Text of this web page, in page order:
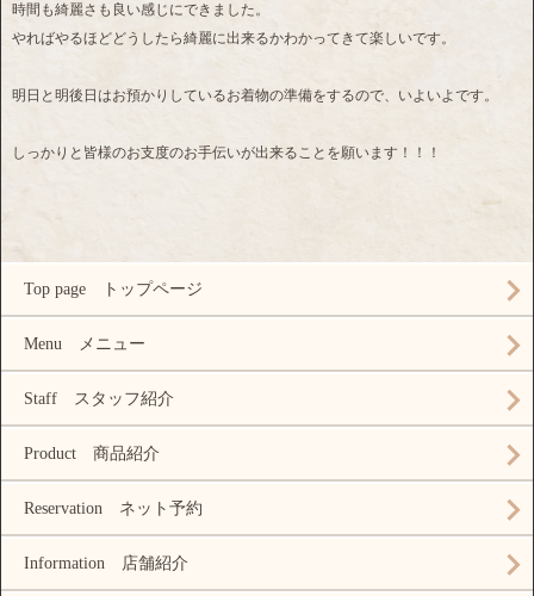
時間も綺麗さも良い感じにできました。
やればやるほどどうしたら綺麗に出来るかわかってきて楽しいです。
明日と明後日はお預かりしているお着物の準備をするので、いよいよです。
しっかりと皆様のお支度のお手伝いが出来ることを願います！！！
Top page トップページ
Menu メニュー
Staff スタッフ紹介
Product 商品紹介
Reservation ネット予約
Information 店舗紹介